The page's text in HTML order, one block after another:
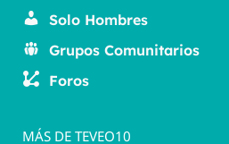
Solo Hombres
Grupos Comunitarios
Foros
MÁS DE TEVEO10